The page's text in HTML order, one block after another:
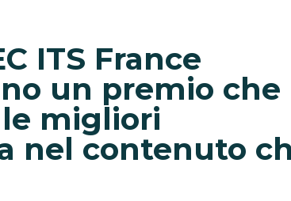
ITS France
un premio che
migliori
nel contenuto